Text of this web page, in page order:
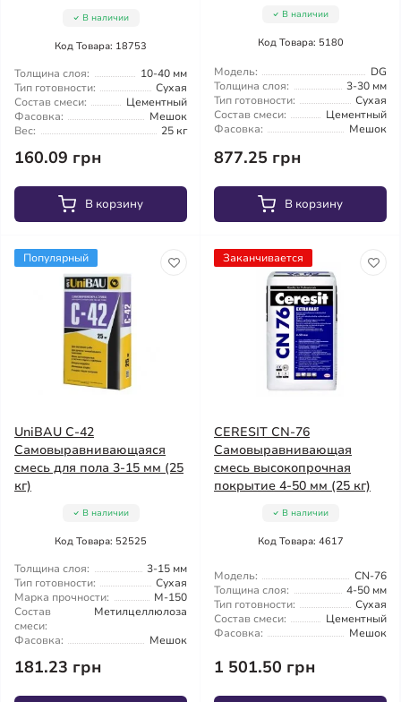
В наличии
Код Товара: 18753
Толщина слоя:
10-40 мм
Тип готовности:
Сухая
Состав смеси:
Цементный
Фасовка:
Мешок
Вес:
25 кг
160.09 грн
В корзину
В наличии
Код Товара: 5180
Модель:
DG
Толщина слоя:
3-30 мм
Тип готовности:
Сухая
Состав смеси:
Цементный
Фасовка:
Мешок
877.25 грн
В корзину
Популярный
UniBAU С-42
Самовыравнивающаяся
смесь для пола 3-15 мм (25
кг)
В наличии
Код Товара: 52525
Толщина слоя:
3-15 мм
Тип готовности:
Сухая
Марка прочности:
М-150
Состав
смеси:
Метилцеллюлоза
Фасовка:
Мешок
181.23 грн
Заканчивается
CERESIT CN-76
Самовыравнивающая
смесь высокопрочная
покрытие 4-50 мм (25 кг)
В наличии
Код Товара: 4617
Модель:
CN-76
Толщина слоя:
4-50 мм
Тип готовности:
Сухая
Состав смеси:
Цементный
Фасовка:
Мешок
1 501.50 грн